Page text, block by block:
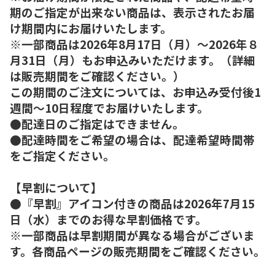
期のご指定が出来ない商品は、表示されたお届
け期間内にお届けいたします。
※一部商品は2026年8月17日（月）～2026年８
月31日（月）もお申込みいただけます。（詳細
は販売期間をご確認ください。）
この期間のご注文については、お申込み受付後1
週間～10日程度でお届けいたします。
●配達日のご指定はできません。
●配達時間をご希望の場合は、配達希望時間帯
をご指定ください。
【早割について】
●『早割』アイコン付きの商品は2026年7月15
日（水）までのお得な早割価格です。
※一部商品は早割期間が異なる場合がございま
す。各商品ページの販売期間をご確認ください。